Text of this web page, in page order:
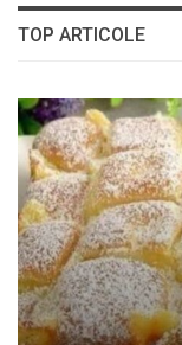
TOP ARTICOLE